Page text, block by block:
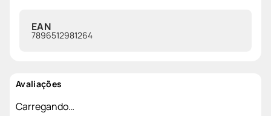
EAN
7896512981264
Avaliações
Carregando…